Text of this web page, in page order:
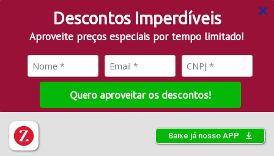
Descontos Imperdíveis
Aproveite preços especiais por tempo limitado!
Quero aproveitar os descontos!
Baixe já nosso APP